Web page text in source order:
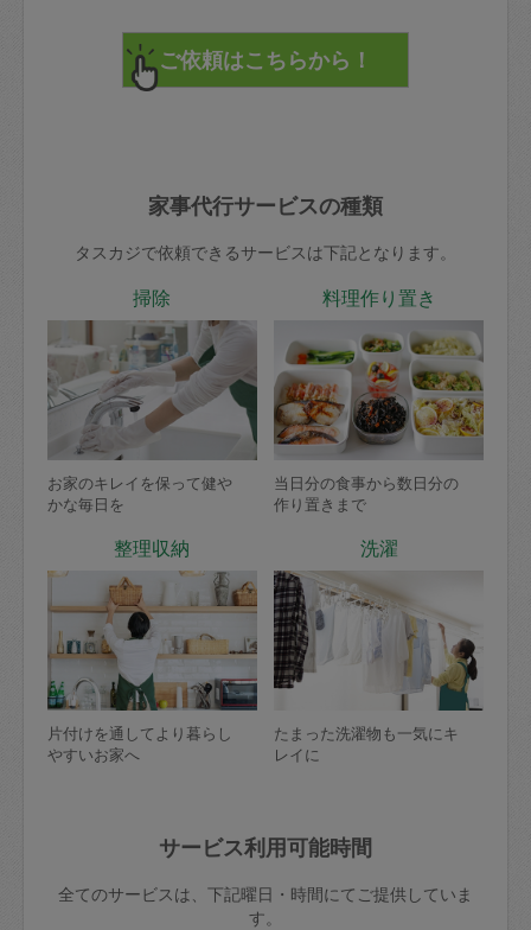
家事代行サービスの種類
タスカジで依頼できるサービスは下記となります。
掃除
お家のキレイを保って健や
かな毎日を
料理作り置き
当日分の食事から数日分の
作り置きまで
整理収納
片付けを通してより暮らし
やすいお家へ
洗濯
たまった洗濯物も一気にキ
レイに
サービス利用可能時間
全てのサービスは、下記曜日・時間にてご提供していま
す。